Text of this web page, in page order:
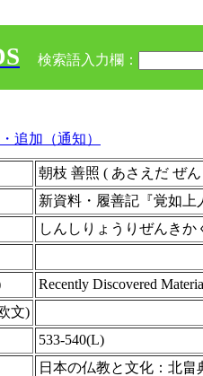
検索語入力欄：
追加（通知）
朝枝 善照 ( あさえだ ぜん
新資料・履善記『覚如上
しんしりょうりぜんきか
Recently Discovered
文)
533-540(L)
日本の仏教と文化：北畠